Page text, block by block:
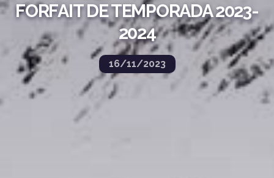
FORFAIT DE TEMPORADA 2023-
2024
16/11/2023